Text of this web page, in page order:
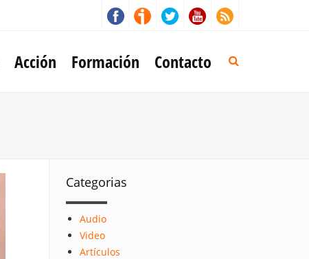
Acción Formación Contacto
Categorias
Audio
Video
Artículos